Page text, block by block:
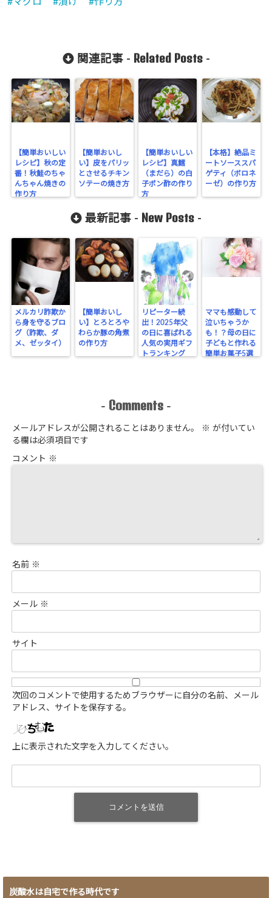
関連記事 - Related Posts-
【簡単おいしい
レシピ】秋の定
番！秋鮭のちゃ
んちゃん焼きの
作り方
【簡単おいし
い】皮をパリッ
とさせるチキン
ソテーの焼き方
【簡単おいしい
レシピ】真鱈
（まだら）の白
子ポン酢の作り
方
【本格】絶品ミ
ートソーススパ
ゲティ（ボロネ
ーゼ）の作り方
最新記事 - New Posts -
メルカリ詐欺か
ら身を守るブロ
グ（詐欺、ダ
メ、ゼッタイ）
【簡単おいし
い】とろとろや
わらか豚の角煮
の作り方
リピーター続
出！2025年父
の日に喜ばれる
人気の実用ギフ
トランキング
ママも感動して
泣いちゃうか
も！？母の日に
子どもと作れる
簡単お菓子5選
- Comments -
メールアドレスが公開されることはありません。 ※ が付いてい
る欄は必須項目です
コメント ※
名前 ※
メール ※
サイト
次回のコメントで使用するためブラウザーに自分の名前、メール
アドレス、サイトを保存する。
上に表示された文字を入力してください。
炭酸水は自宅で作る時代です